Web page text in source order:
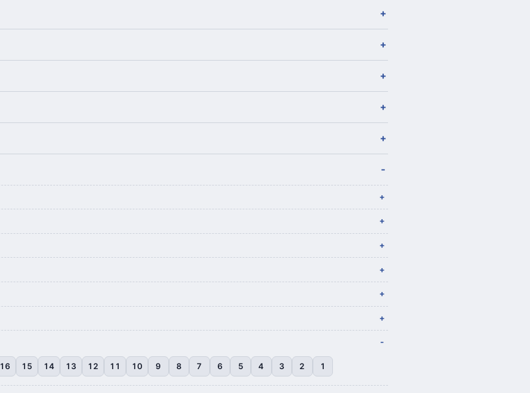
16 15 14 13 12 11 10 9 8 7 6 5 4 3 2 1